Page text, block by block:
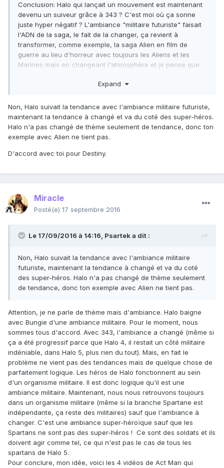
Conclusion: Halo qui lançait un mouvement est maintenant
devenu un suiveur grâce à 343 ? C'est moi où ça sonne
juste hyper négatif ? L'ambiance "militaire futuriste" faisait
l'ADN de la saga, le fait de la changer, ça revient à
transformer, comme exemple, la saga Alien en film de
guerre au lieu d'horreur avec toujours les Aliens et les
Marines mais en changeant l'atmosphère et je pense que
pas d'intérêt autant créer une nouvelle licence (d'un point
économique, ça rapporte de garder le nom d'une licence
connue qui a une fan base). En fait, c'est limite si on avait
garder le nom Halo mais qu'on offrait un jeu complètement
différent à l'intérieur.
Edit: Depuis quand Destiny est un jeu "militaire futuriste" ?
Expand
Non, Halo suivait la tendance avec l'ambiance militaire futuriste,
maintenant la tendance à changé et va du coté des super-héros.
Halo n'a pas changé de thème seulement de tendance, donc ton
exemple avec Alien ne tient pas.
D'accord avec toi pour Destiny.
Miracle
Posté(e) 17 septembre 2016
Le 17/09/2016 à 14:16, Psarteka dit :
Non, Halo suivait la tendance avec l'ambiance militaire
futuriste, maintenant la tendance à changé et va du coté
des super-héros. Halo n'a pas changé de thème seulement
de tendance, donc ton exemple avec Alien ne tient pas.
Attention, je ne parle de thème mais d'ambiance. Halo baigne
avec Bungie d'une ambiance militaire. Pour le moment, nous
sommes tous d'accord. Avec 343, l'ambiance a changé (même si
ça a été progressif parce que Halo 4, il restait un côté militaire
indéniable, dans Halo 5, plus rien du tout). Mais, en fait le
problème ne vient pas des tendances mais de quelque chose de
parfaitement logique. Les héros de Halo fonctionnent au sein
d'un organisme militaire. Il est donc logique qu'il est une
ambiance militaire. Maintenant, nous nous retrouvons toujours
dans un organisme militaire (même si la branche Spartane est
indépendante, ça reste des militaires) sauf que l'ambiance à
changer. C'est une ambiance super-héroïque sauf que les
Spartans ne sont pas des super-héros ! Ce sont des soldats et ils
doivent agir comme tel, ce qui n'est pas le cas de tous les
spartans de Halo 5.
Pour conclure, mon idée, voici les 4 vidéos de Act Man qui